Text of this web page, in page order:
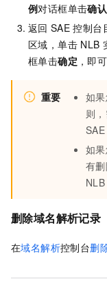
例对话框单击确认
返回 SAE 控制台
区域，单击 NLB
框单击确定 ，即
重要 如
则
SAE
如
有
NLB
删除域名解析记录
在域名解析控制台删